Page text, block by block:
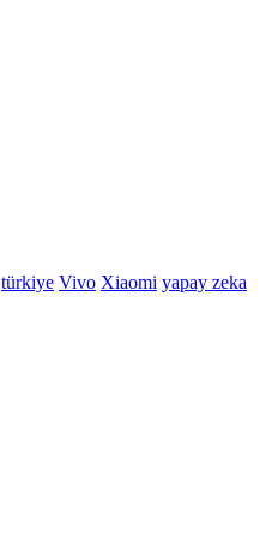
türkiye Vivo Xiaomi yapay zeka